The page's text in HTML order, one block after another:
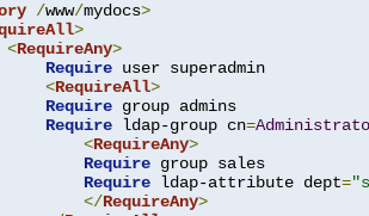
/www/mydocs>
>
<RequireAny>
Require user superadmin
<RequireAll>
Require group admins
Require ldap-group cn=
<RequireAny>
Require group sales
Require ldap-attribute dept=
</RequireAny>